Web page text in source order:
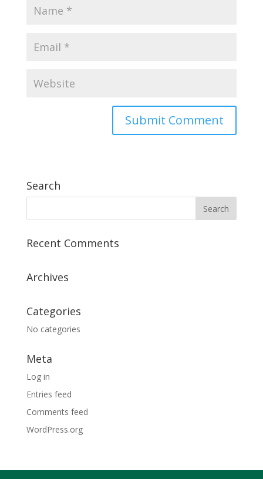
Search
Recent Comments
Archives
Categories
No categories
Meta
Log in
Entries feed
Comments feed
WordPress.org